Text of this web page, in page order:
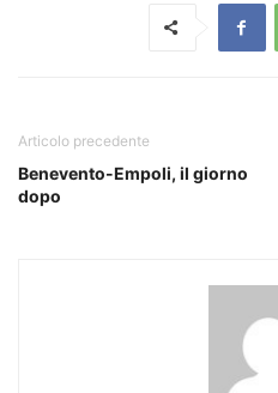
Articolo precedente
Benevento-Empoli, il giorno
dopo